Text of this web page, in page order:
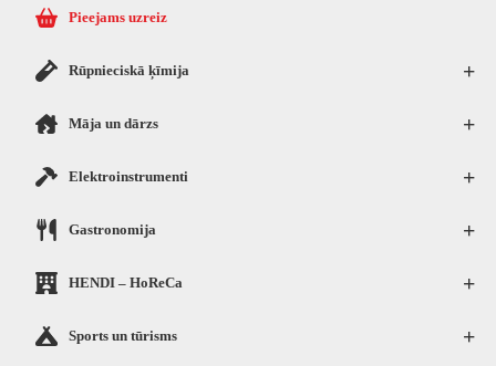
Pieejams uzreiz
+
Rūpnieciskā ķīmija
+
Māja un dārzs
+
Elektroinstrumenti
+
Gastronomija
+
HENDI – HoReCa
+
Sports un tūrisms